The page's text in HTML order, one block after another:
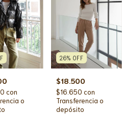
con
o
26% OFF
$18.500
$16.650 con
Transferencia o
depósito